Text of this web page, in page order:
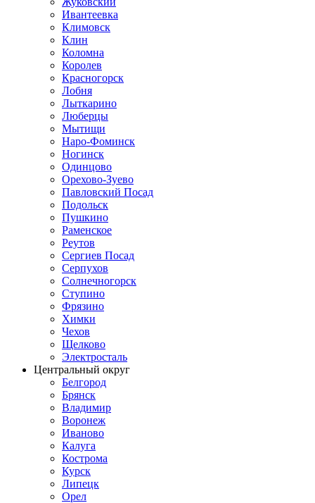
Ивантеевка
Климовск
Клин
Коломна
Королев
Красногорск
Лобня
Лыткарино
Люберцы
Мытищи
Наро-Фоминск
Ногинск
Одинцово
Орехово-Зуево
Павловский Посад
Подольск
Пушкино
Раменское
Реутов
Сергиев Посад
Серпухов
Солнечногорск
Ступино
Фрязино
Химки
Чехов
Щелково
Электросталь
Центральный округ
Белгород
Брянск
Владимир
Воронеж
Иваново
Калуга
Кострома
Курск
Липецк
Орел